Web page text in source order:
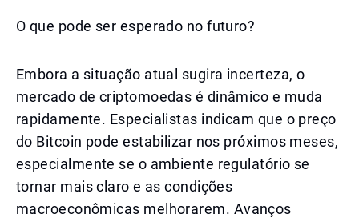
O que pode ser esperado no futuro?
Embora a situação atual sugira incerteza, o
mercado de criptomoedas é dinâmico e muda
rapidamente. Especialistas indicam que o preço
do Bitcoin pode estabilizar nos próximos meses,
especialmente se o ambiente regulatório se
tornar mais claro e as condições
macroeconômicas melhorarem. Avanços